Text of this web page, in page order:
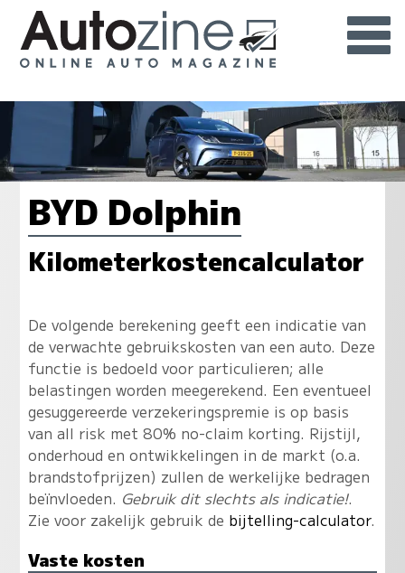
BYD Dolphin
Kilometerkostencalculator
De volgende berekening geeft een indicatie van
de verwachte gebruikskosten van een auto. Deze
functie is bedoeld voor particulieren; alle
belastingen worden meegerekend. Een eventueel
gesuggereerde verzekeringspremie is op basis
van all risk met 80% no-claim korting. Rijstijl,
onderhoud en ontwikkelingen in de markt (o.a.
brandstofprijzen) zullen de werkelijke bedragen
beïnvloeden. Gebruik dit slechts als indicatie!.
Zie voor zakelijk gebruik de bijtelling-calculator.
Vaste kosten